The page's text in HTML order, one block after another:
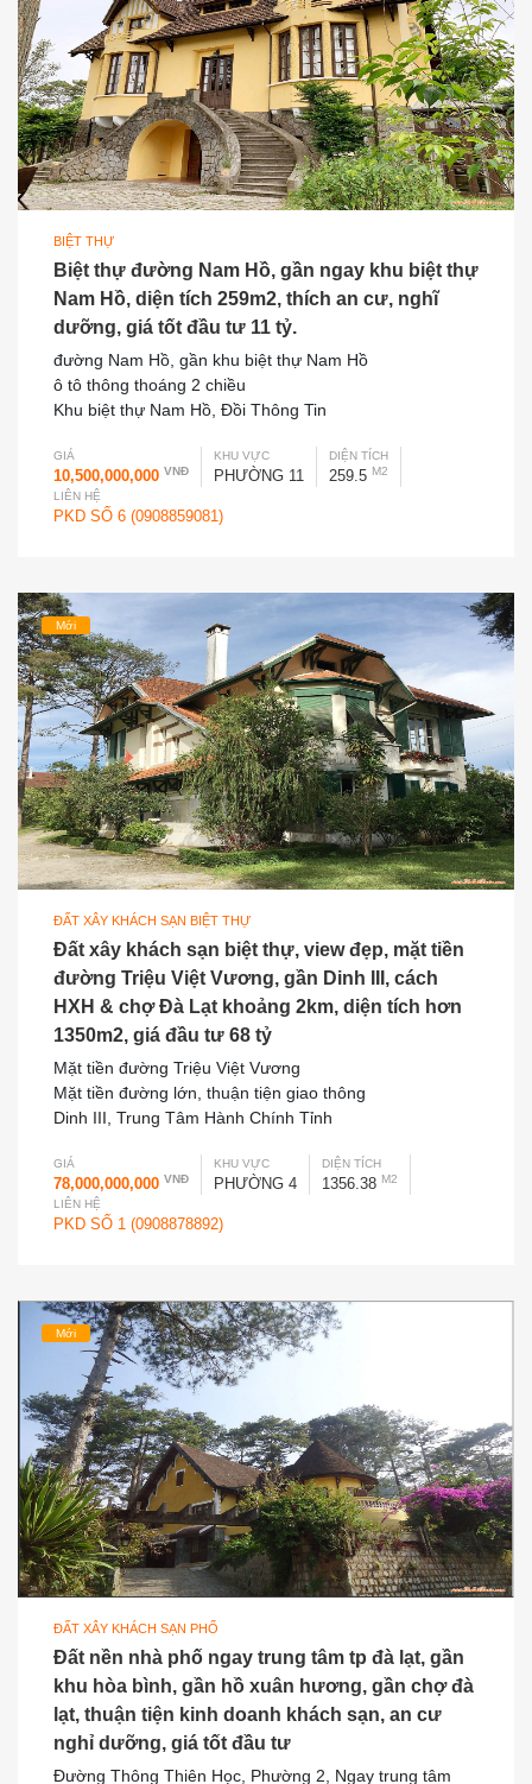
BIỆT THỰ
Biệt thự đường Nam Hồ, gần ngay khu biệt thự
Nam Hồ, diện tích 259m2, thích an cư, nghĩ
dưỡng, giá tốt đầu tư 11 tỷ.
đường Nam Hồ, gần khu biệt thự Nam Hồ
ô tô thông thoáng 2 chiều
Khu biệt thự Nam Hồ, Đồi Thông Tin
GIÁ
10,500,000,000 VNĐ
KHU VỰC
PHƯỜNG 11
DIỆN TÍCH
259.5 M2
LIÊN HỆ
PKD SỐ 6 (0908859081)
Mới
ĐẤT XÂY KHÁCH SẠN BIỆT THỰ
Đất xây khách sạn biệt thự, view đẹp, mặt tiền
đường Triệu Việt Vương, gần Dinh III, cách
HXH & chợ Đà Lạt khoảng 2km, diện tích hơn
1350m2, giá đầu tư 68 tỷ
Mặt tiền đường Triệu Việt Vương
Mặt tiền đường lớn, thuận tiện giao thông
Dinh III, Trung Tâm Hành Chính Tỉnh
GIÁ
78,000,000,000 VNĐ
KHU VỰC
PHƯỜNG 4
DIỆN TÍCH
1356.38 M2
LIÊN HỆ
PKD SỐ 1 (0908878892)
Mới
ĐẤT XÂY KHÁCH SẠN PHỐ
Đất nền nhà phố ngay trung tâm tp đà lạt, gần
khu hòa bình, gần hồ xuân hương, gần chợ đà
lạt, thuận tiện kinh doanh khách sạn, an cư
nghỉ dưỡng, giá tốt đầu tư
Đường Thông Thiên Học, Phường 2, Ngay trung tâm